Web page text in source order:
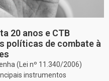
20 anos e CTB
políticas de combate à
(Lei nº 11.340/2006)
instrumentos